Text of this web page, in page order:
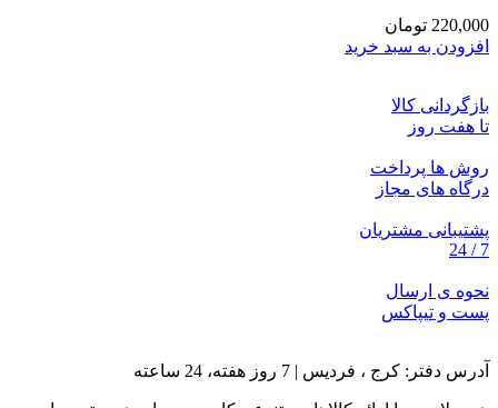
220,000 تومان
افزودن به سبد خرید
بازگردانی کالا
تا هفت روز
روش ها پرداخت
درگاه های مجاز
پشتیبانی مشتریان
7 / 24
نحوه ی ارسال
پست و تیپاکس
آدرس دفتر: کرج ، فردیس | 7 روز هفته، 24 ساعته